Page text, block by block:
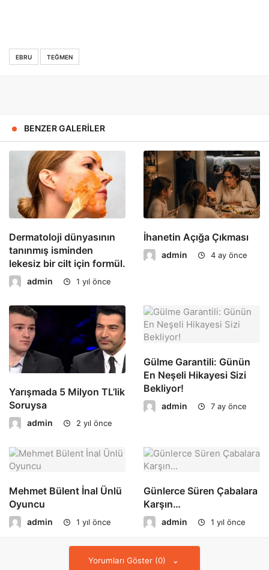
EBRU TEĞMEN
BENZER GALERILER
Dermatoloji dünyasının
tanınmış isminden
lekesiz bir cilt için formül.
admin 1 yıl önce
İhanetin Açığa Çıkması
admin 4 ay önce
Yarışmada 5 Milyon TL’lik
Soruysa
admin 2 yıl önce
Gülme Garantili: Günün
En Neşeli Hikayesi Sizi
Bekliyor!
admin 7 ay önce
Mehmet Bülent İnal Ünlü
Oyuncu
admin 1 yıl önce
Günlerce Süren Çabalara
Karşın…
admin 1 yıl önce
Yorumları Göster (0)